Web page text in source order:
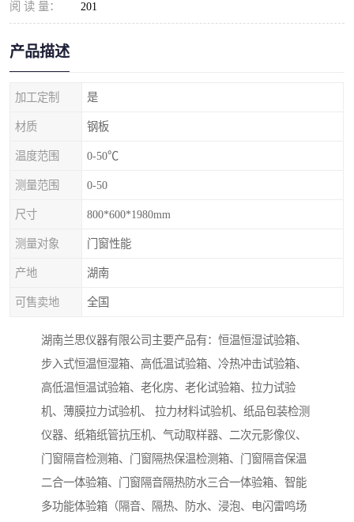
阅 读 量： 201
产品描述
加工定制 是
材质 钢板
温度范围 0-50℃
测量范围 0-50
尺寸 800*600*1980mm
测量对象 门窗性能
产地 湖南
可售卖地 全国
湖南兰思仪器有限公司主要产品有：恒温恒湿试验箱、
步入式恒温恒湿箱、高低温试验箱、冷热冲击试验箱、
高低温恒温试验箱、老化房、老化试验箱、拉力试验
机、薄膜拉力试验机、 拉力材料试验机、纸品包装检测
仪器、纸箱纸管抗压机、气动取样器、二次元影像仪、
门窗隔音检测箱、门窗隔热保温检测箱、门窗隔音保温
二合一体验箱、门窗隔音隔热防水三合一体验箱、智能
多功能体验箱（隔音、隔热、防水、浸泡、电闪雷鸣场